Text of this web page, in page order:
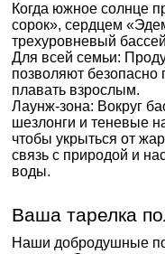
Когда южное солнце
сорок», сердцем
трехуровневый
Для всей семьи:
позволяют безопасно
плавать взрослым.
Лаунж-зона: Вокруг
шезлонги и теневые
чтобы укрыться от
связь с природой и
воды.
Ваша тарелка
Наши добродушные